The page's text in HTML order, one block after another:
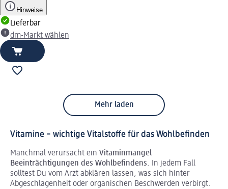
Hinweise
Lieferbar
dm-Markt wählen
Mehr laden
Vitamine – wichtige Vitalstoffe für das Wohlbefinden
Manchmal verursacht ein Vitaminmangel
Beeinträchtigungen des Wohlbefindens. In jedem Fall
solltest Du vom Arzt abklären lassen, was sich hinter
Abgeschlagenheit oder organischen Beschwerden verbirgt.